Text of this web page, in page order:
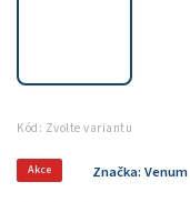
Kód: Zvolte variantu
Akce Značka: Venum